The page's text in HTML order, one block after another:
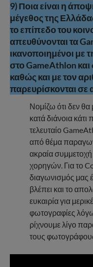
9)Ποια είναι η
μέγεθος της
το επίπεδο του
απευθύνονται τα
ικανοποιημένοι με
στοGameAthlon και
καθώς και με τον
παρευρίσκονται σε
Νομίζω ότι δεν
κατά διάνοια
τελευταίο
από θέμα
ακραία
χορηγών. Για το
διαγωνισμός μας
βλέπει και το
ευκαιρία για
φωτογραφίες
ρίχνουμε λίγο
τους